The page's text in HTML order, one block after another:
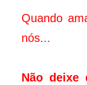
Quando
nós...
Não deixe